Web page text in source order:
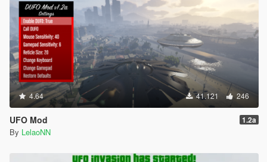
4.64 41.121 246
UFO Mod 1.2a
By LelaoNN